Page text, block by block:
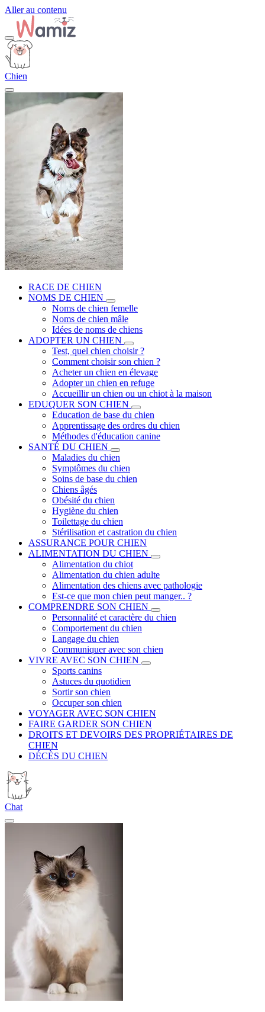
Aller au contenu
Chien
RACE DE CHIEN
NOMS DE CHIEN
Noms de chien femelle
Noms de chien mâle
Idées de noms de chiens
ADOPTER UN CHIEN
Test, quel chien choisir ?
Comment choisir son chien ?
Acheter un chien en élevage
Adopter un chien en refuge
Accueillir un chien ou un chiot à la maison
EDUQUER SON CHIEN
Education de base du chien
Apprentissage des ordres du chien
Méthodes d'éducation canine
SANTÉ DU CHIEN
Maladies du chien
Symptômes du chien
Soins de base du chien
Chiens âgés
Obésité du chien
Hygiène du chien
Toilettage du chien
Stérilisation et castration du chien
ASSURANCE POUR CHIEN
ALIMENTATION DU CHIEN
Alimentation du chiot
Alimentation du chien adulte
Alimentation des chiens avec pathologie
Est-ce que mon chien peut manger.. ?
COMPRENDRE SON CHIEN
Personnalité et caractère du chien
Comportement du chien
Langage du chien
Communiquer avec son chien
VIVRE AVEC SON CHIEN
Sports canins
Astuces du quotidien
Sortir son chien
Occuper son chien
VOYAGER AVEC SON CHIEN
FAIRE GARDER SON CHIEN
DROITS ET DEVOIRS DES PROPRIÉTAIRES DE
CHIEN
DÉCÈS DU CHIEN
Chat